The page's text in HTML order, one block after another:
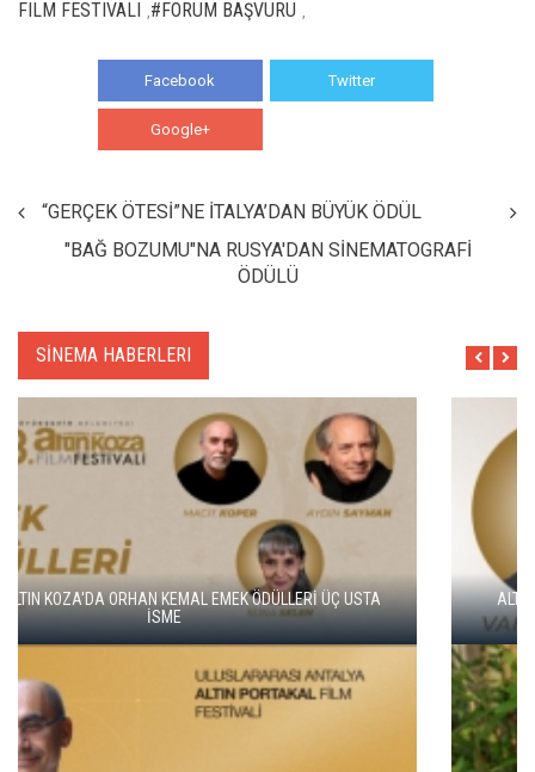
FILM FESTIVALI #FORUM BAŞVURU
Facebook Twitter
Google+
“GERÇEK ÖTESİ”NE İTALYA’DAN BÜYÜK ÖDÜL
"BAĞ BOZUMU"NA RUSYA'DAN SİNEMATOGRAFİ
ÖDÜLÜ
SİNEMA HABERLERI
ALTIN KOZA'NIN ONUR ÖDÜLLERİ FERZAN ÖZPETEK VE VAHİDE
PERÇİN'İN